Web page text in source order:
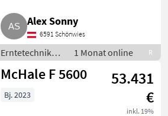
Rundballenpressen
Alex Sonny
6591 Schönwies
Erntetechnik
Grünland /
Rundballenpressen
1 Monat online R
McHale F 5600
53.431
€
inkl. 19%
Bj. 2023